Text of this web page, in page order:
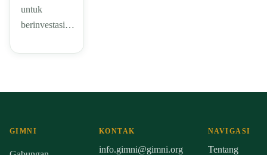
untuk
berinvestasi…
GIMNI KONTAK
info.gimni@gimni.org
NAVIGASI
Tentang